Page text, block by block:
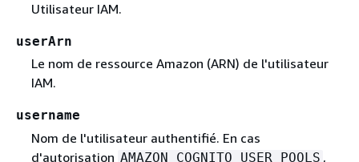
Utilisateur IAM.
userArn
Le nom de ressource Amazon (ARN) de l'utilisateur
IAM.
username
Nom de l'utilisateur authentifié. En cas
d'autorisation AMAZON_COGNITO_USER_POOLS ,